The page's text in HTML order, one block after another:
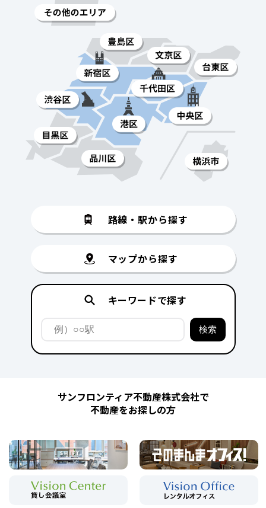
路線・駅から探す
マップから探す
キーワードで探す
サンフロンティア不動産株式会社で
不動産をお探しの方